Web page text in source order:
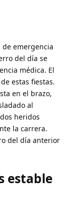
emergencia
del día se
médica. El
estas fiestas.
en el brazo,
al
heridos
la carrera.
del día anterior
estable